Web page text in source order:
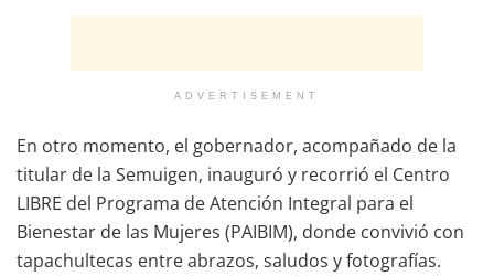
ADVERTISEMENT
En otro momento, el gobernador, acompañado de la
titular de la Semuigen, inauguró y recorrió el Centro
LIBRE del Programa de Atención Integral para el
Bienestar de las Mujeres (PAIBIM), donde convivió con
tapachultecas entre abrazos, saludos y fotografías.